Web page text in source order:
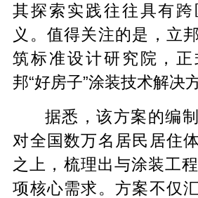
其探索实践往往具有
义。值得关注的是，立
筑标准设计研究院，
邦“好房子”涂装技术解决
据悉，该方案的编
对全国数万名居民居住
之上，梳理出与涂装工
项核心需求。方案不仅